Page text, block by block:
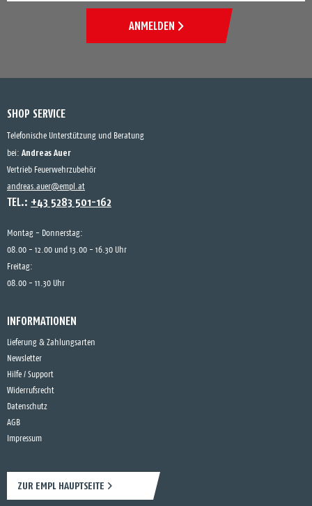
ANMELDEN
SHOP SERVICE
Telefonische Unterstützung und Beratung
bei: Andreas Auer
Vertrieb Feuerwehrzubehör
andreas.auer@empl.at
TEL.: +43 5283 501-162
Montag - Donnerstag:
08.00 - 12.00 und 13.00 - 16.30 Uhr
Freitag:
08.00 - 11.30 Uhr
INFORMATIONEN
Lieferung & Zahlungsarten
Newsletter
Hilfe / Support
Widerrufsrecht
Datenschutz
AGB
Impressum
ZUR EMPL HAUPTSEITE